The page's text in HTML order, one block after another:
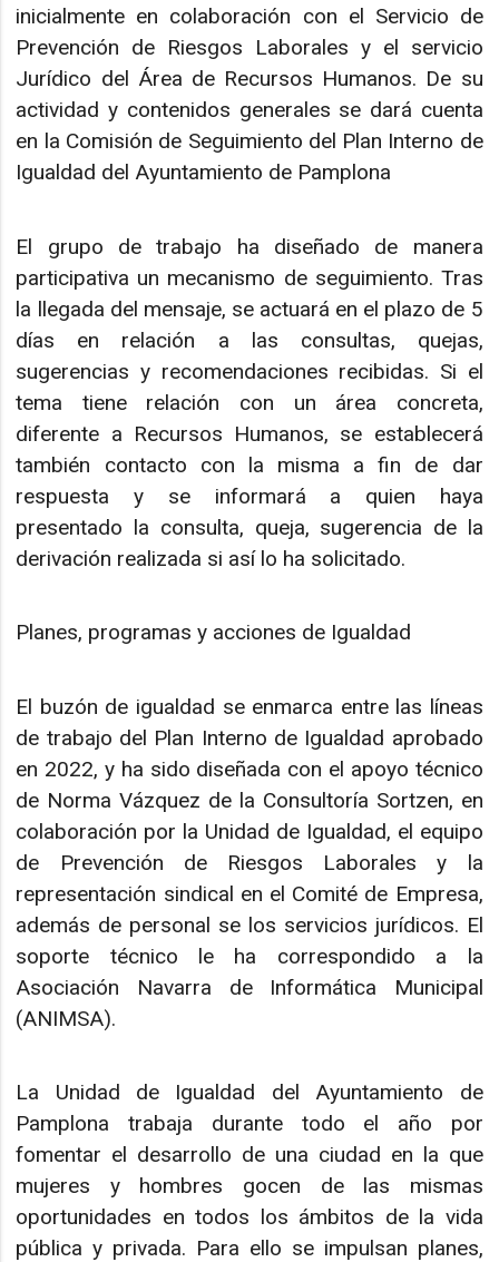
inicialmente en colaboración con el Servicio de
Prevención de Riesgos Laborales y el servicio
Jurídico del Área de Recursos Humanos. De su
actividad y contenidos generales se dará cuenta
en la Comisión de Seguimiento del Plan Interno de
Igualdad del Ayuntamiento de Pamplona
El grupo de trabajo ha diseñado de manera
participativa un mecanismo de seguimiento. Tras
la llegada del mensaje, se actuará en el plazo de 5
días en relación a las consultas, quejas,
sugerencias y recomendaciones recibidas. Si el
tema tiene relación con un área concreta,
diferente a Recursos Humanos, se establecerá
también contacto con la misma a fin de dar
respuesta y se informará a quien haya
presentado la consulta, queja, sugerencia de la
derivación realizada si así lo ha solicitado.
Planes, programas y acciones de Igualdad
El buzón de igualdad se enmarca entre las líneas
de trabajo del Plan Interno de Igualdad aprobado
en 2022, y ha sido diseñada con el apoyo técnico
de Norma Vázquez de la Consultoría Sortzen, en
colaboración por la Unidad de Igualdad, el equipo
de Prevención de Riesgos Laborales y la
representación sindical en el Comité de Empresa,
además de personal se los servicios jurídicos. El
soporte técnico le ha correspondido a la
Asociación Navarra de Informática Municipal
(ANIMSA).
La Unidad de Igualdad del Ayuntamiento de
Pamplona trabaja durante todo el año por
fomentar el desarrollo de una ciudad en la que
mujeres y hombres gocen de las mismas
oportunidades en todos los ámbitos de la vida
pública y privada. Para ello se impulsan planes,